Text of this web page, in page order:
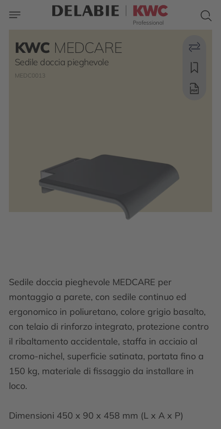
KWC MEDCARE
Sedile doccia pieghevole
MEDC0013
Sedile doccia pieghevole MEDCARE per
montaggio a parete, con sedile continuo ed
ergonomico in poliuretano, colore grigio basalto,
con telaio di rinforzo integrato, protezione contro
il ribaltamento accidentale, staffa in acciaio al
cromo-nichel, superficie satinata, portata fino a
150 kg, materiale di fissaggio da installare in
loco.
Dimensioni 450 x 90 x 458 mm (L x A x P)